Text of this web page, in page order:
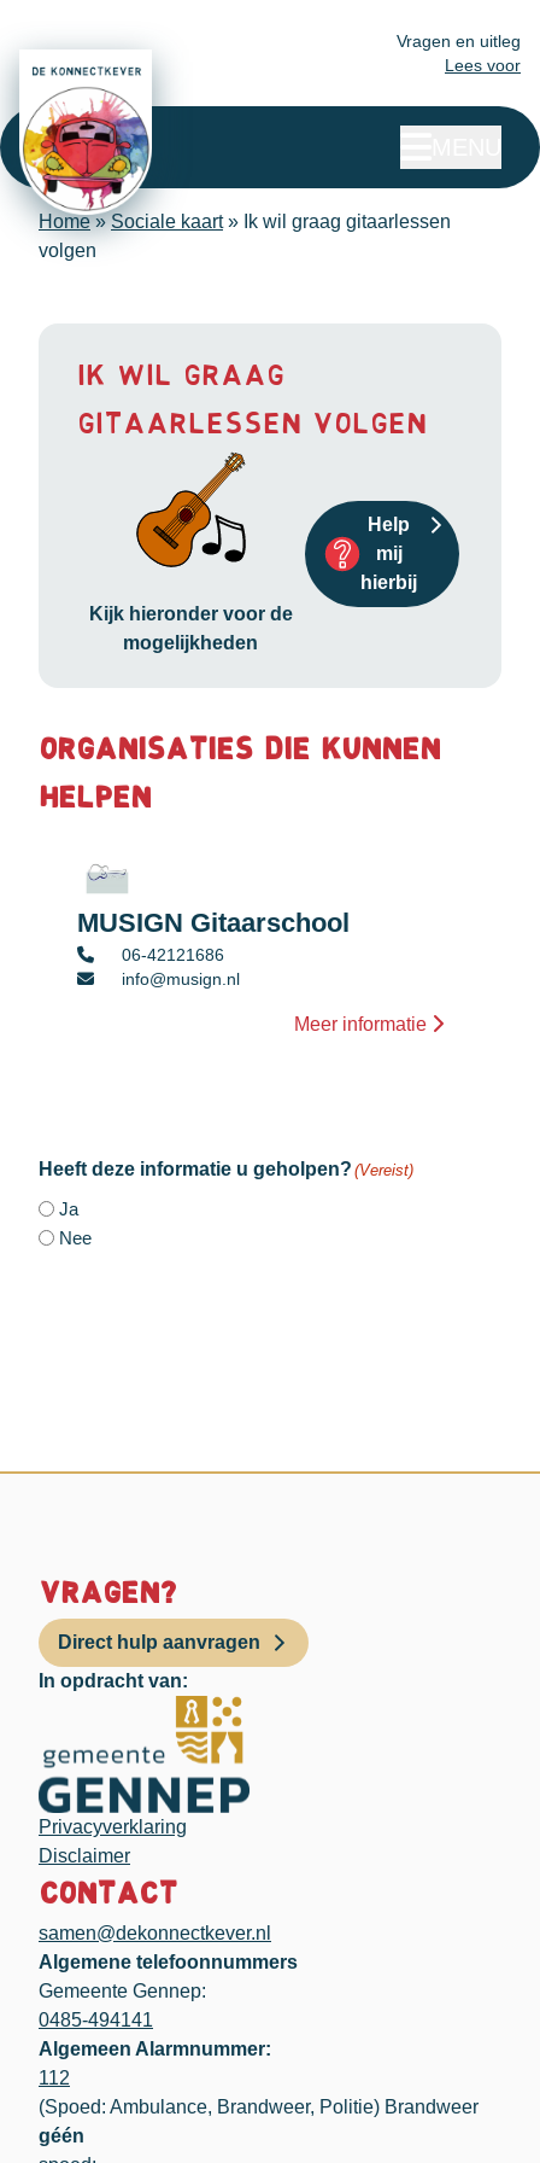
Vragen en uitleg
Lees voor
Home»Sociale kaart» Ik wil graag gitaarlessen
volgen
Ik wil graag
gitaarlessen volgen
Kijk hieronder voor de
mogelijkheden
Help
mij
hierbij
Organisaties die kunnen
helpen
MUSIGN Gitaarschool
06-42121686
info@musign.nl
Meer informatie
Heeft deze informatie u geholpen? (Vereist)
Ja
Nee
Vragen?
Direct hulp aanvragen
In opdracht van:
Privacyverklaring
Disclaimer
Contact
samen@dekonnectkever.nl
Algemene telefoonnummers
Gemeente Gennep:
0485-494141
Algemeen Alarmnummer:
112
(Spoed: Ambulance, Brandweer, Politie) Brandweer
géén